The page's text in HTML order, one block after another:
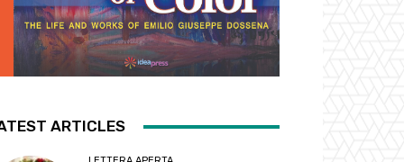
ARTICLES